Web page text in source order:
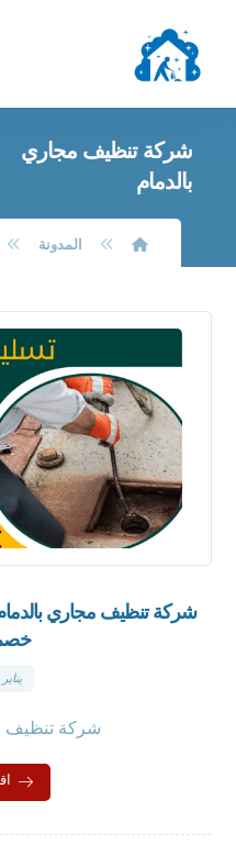
شركة تنظيف مجاري
بالدمام
المدونة
خصم
يناير 16, 2026
شركة تنظيف